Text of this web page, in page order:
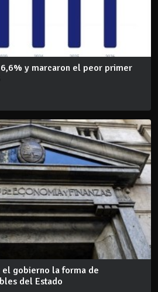
y marcaron el peor primer
gobierno la forma de
del Estado